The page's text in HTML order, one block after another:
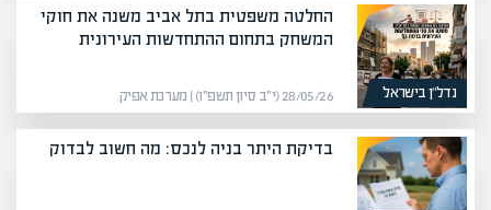
נדל”ן בישראל
החלטה משפטית בתל אביב משנה את חוקי
המשחק בתחום ההתחדשות העירונית
28/05/26 (י״ב סיון תשפ״ו) | מערכת אפיק
בדיקת היתר בניה לנכס: מה חשוב לבדוק